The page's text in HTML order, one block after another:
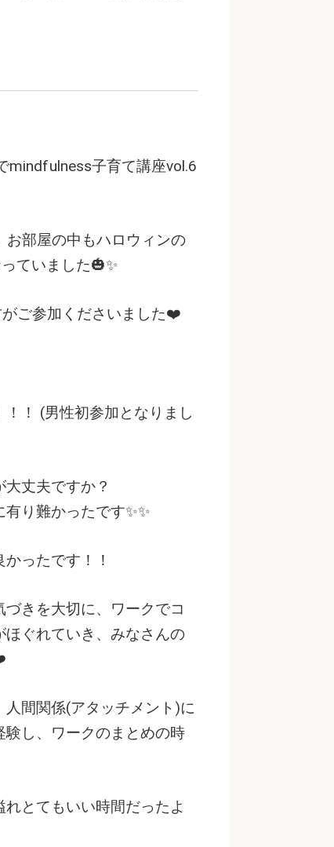
子育て講座vol.6
部屋の中もハロウィンの
ていました🎃✨
ご参加くださいました❤️
！ (男性初参加となりまし
丈夫ですか？
り難かったです✨✨
ったです！！
きを大切に、ワークでコ
ほぐれていき、みなさんの
間関係(アタッチメント)に
し、ワークのまとめの時
とてもいい時間だったよ